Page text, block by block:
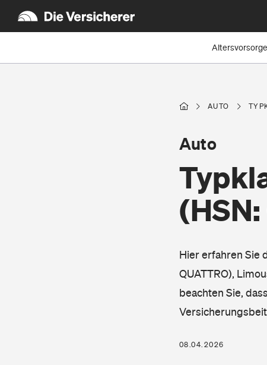
Altersvorsorge
AUTO
Auto
Hier erfahren Sie
QUATTRO),
beachten Sie,
08.04.2026